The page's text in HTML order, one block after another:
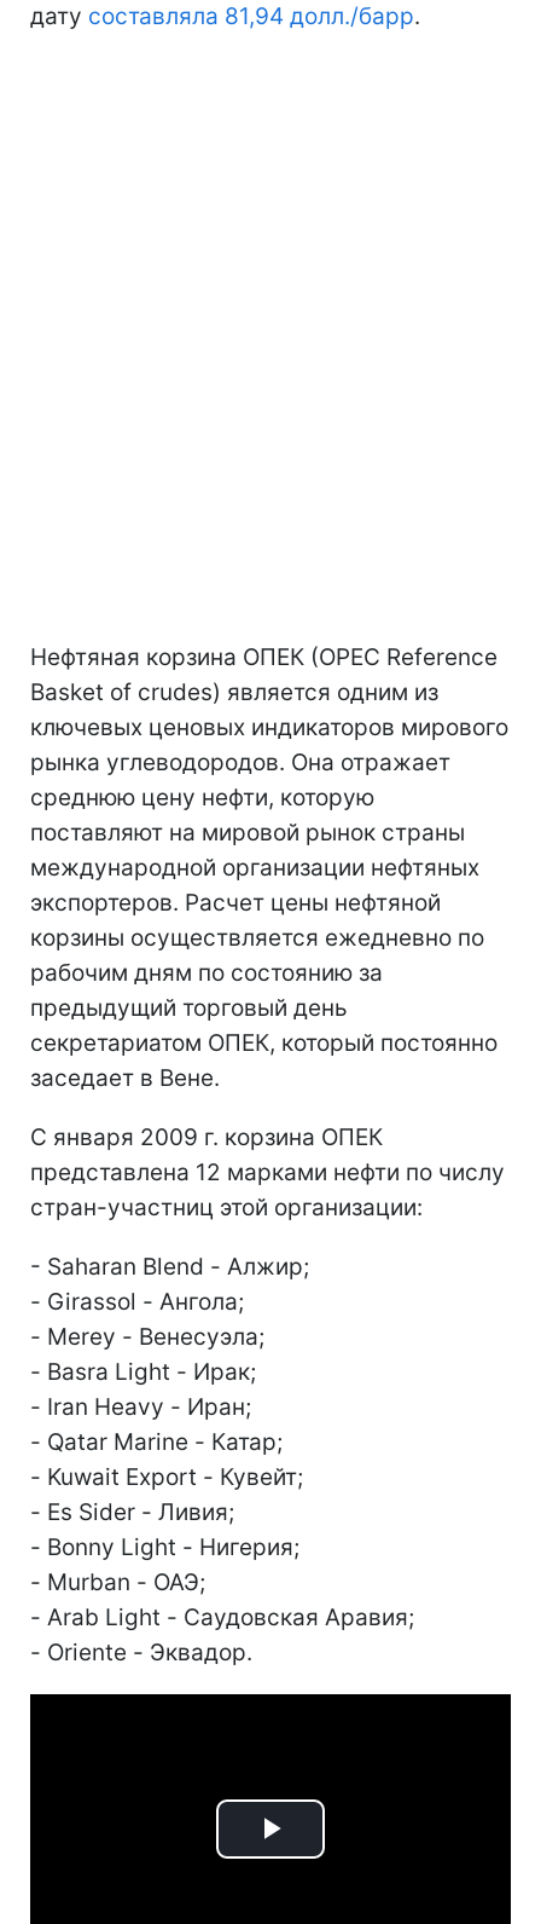
дату составляла 81,94 долл./барр.
Нефтяная корзина ОПЕК (OPEC Reference
Basket of crudes) является одним из
ключевых ценовых индикаторов мирового
рынка углеводородов. Она отражает
среднюю цену нефти, которую
поставляют на мировой рынок страны
международной организации нефтяных
экспортеров. Расчет цены нефтяной
корзины осуществляется ежедневно по
рабочим дням по состоянию за
предыдущий торговый день
секретариатом ОПЕК, который постоянно
заседает в Вене.
С января 2009 г. корзина ОПЕК
представлена 12 марками нефти по числу
стран-участниц этой организации:
- Saharan Blend - Алжир;
- Girassol - Ангола;
- Merey - Венесуэла;
- Basra Light - Ирак;
- Iran Heavy - Иран;
- Qatar Marine - Катар;
- Kuwait Export - Кувейт;
- Es Sider - Ливия;
- Bonny Light - Нигерия;
- Murban - ОАЭ;
- Arab Light - Саудовская Аравия;
- Oriente - Эквадор.
Play